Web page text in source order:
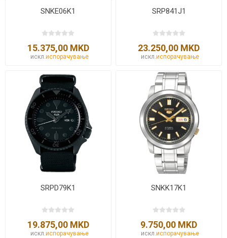
SNKE06K1
15.375,00 MKD
искл.испорачување
SRP841J1
23.250,00 MKD
искл.испорачување
SRPD79K1
19.875,00 MKD
искл.испорачување
SNKK17K1
9.750,00 MKD
искл.испорачување